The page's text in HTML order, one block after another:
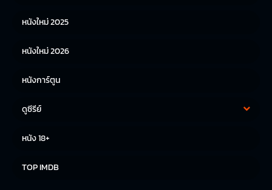
หนังญี่ปุ่น
หนังใหม่ 2025
หนังใหม่ 2026
หนังการ์ตูน
ดูซีรีย์
หนัง 18+
TOP IMDB